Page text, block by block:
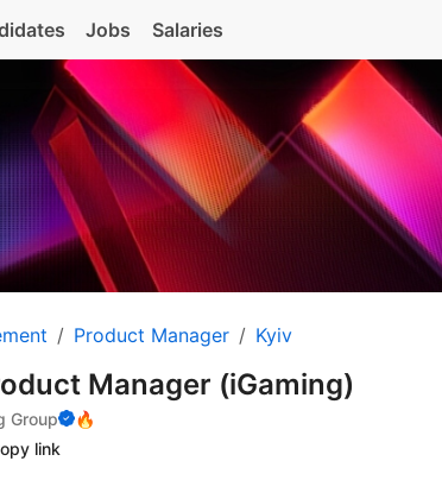
Jobs Salaries
Product Manager Kyiv
Manager (iGaming)
Group
🔥
link